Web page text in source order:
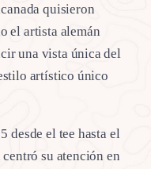
quisieron
el artista alemán
una vista única del
artístico único
desde el tee hasta el
su atención en